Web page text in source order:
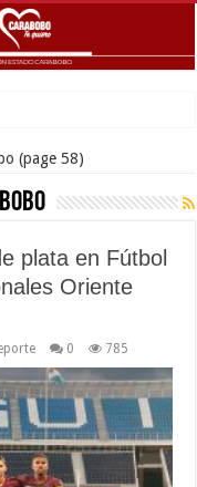
(page 58)
plata en Fútbol
Oriente
0 785